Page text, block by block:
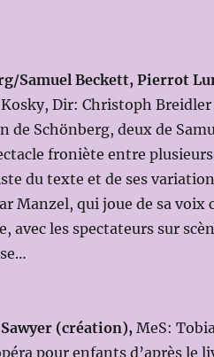
Samuel Beckett, Pierrot
Dir: Christoph
de Schönberg, deux de
froniète entre
du texte et de ses
Manzel, qui joue de sa voix
avec les spectateurs sur
(création), MeS:
pour enfants d’après le